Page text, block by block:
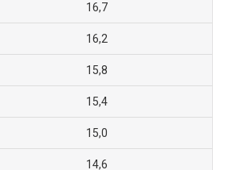
16,7
16,2
15,8
15,4
15,0
14,6